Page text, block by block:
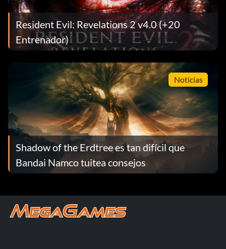
Resident Evil: Revelations 2 v4.0 (+20
Entrenador)
Noticias
Shadow of the Erdtree es tan difícil que
Bandai Namco tuitea consejos